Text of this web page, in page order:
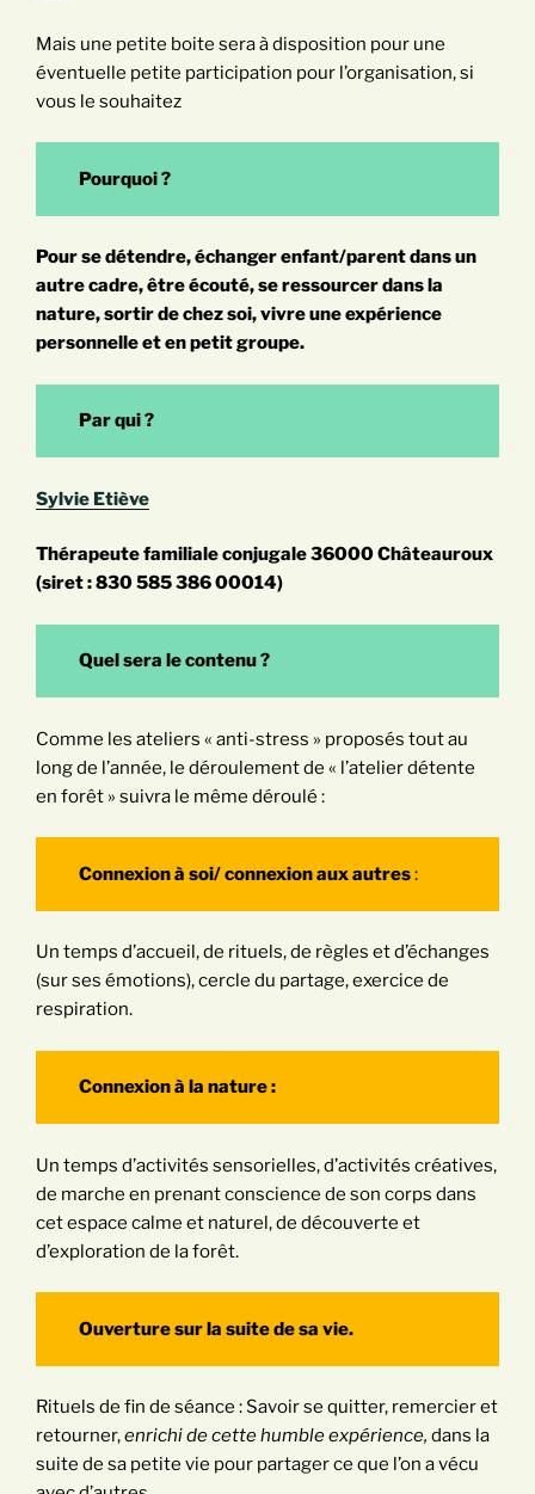
Mais une petite boite sera à disposition pour une
éventuelle petite participation pour l’organisation, si
vous le souhaitez
Pourquoi ?
Pour se détendre, échanger enfant/parent dans un
autre cadre, être écouté, se ressourcer dans la
nature, sortir de chez soi, vivre une expérience
personnelle et en petit groupe.
Par qui ?
Sylvie Etiève
Thérapeute familiale conjugale 36000 Châteauroux
(siret : 830 585 386 00014)
Quel sera le contenu ?
Comme les ateliers « anti-stress » proposés tout au
long de l’année, le déroulement de « l’atelier détente
en forêt » suivra le même déroulé :
Connexion à soi/ connexion aux autres:
Un temps d’accueil, de rituels, de règles et d’échanges
(sur ses émotions), cercle du partage, exercice de
respiration.
Connexion à la nature :
Un temps d’activités sensorielles, d’activités créatives,
de marche en prenant conscience de son corps dans
cet espace calme et naturel, de découverte et
d’exploration de la forêt.
Ouverture sur la suite de sa vie.
Rituels de fin de séance : Savoir se quitter, remercier et
retourner,enrichi de cette humble expérience, dans la
suite de sa petite vie pour partager ce que l’on a vécu